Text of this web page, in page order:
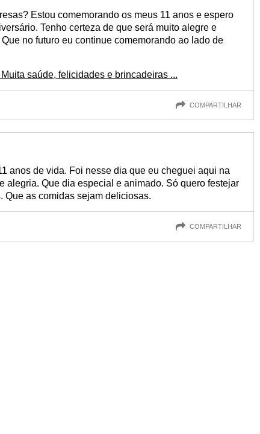
Estou comemorando os meus 11 anos e espero
Tenho certeza de que será muito alegre e
no futuro eu continue comemorando ao lado de
saúde, felicidades e brincadeiras ...
COMPARTILHAR
anos de vida. Foi nesse dia que eu cheguei aqui na
alegria. Que dia especial e animado. Só quero festejar
Que as comidas sejam deliciosas.
COMPARTILHAR